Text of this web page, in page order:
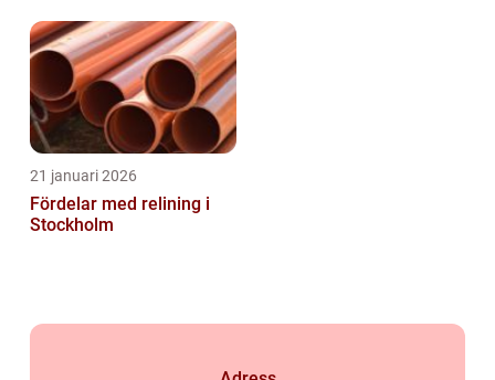
21 januari 2026
Fördelar med relining i
Stockholm